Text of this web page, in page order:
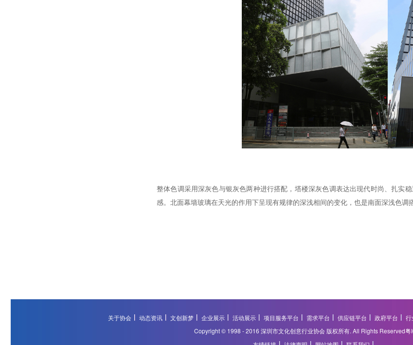
整体色调采用深灰色与银灰色两种进行搭配，塔楼深灰色调表达出现代时尚、扎实
感。北面幕墙玻璃在天光的作用下呈现有规律的深浅相间的变化，也是南面深浅色调
关于协会 动态资讯 文创新梦 企业展示 活动展示 项目服务平台 需求平台 供应链平台 政府平台 行
Copyright © 1998 - 2016 深圳市文化创意行业协会 版权所有. All Rights Reserved粤